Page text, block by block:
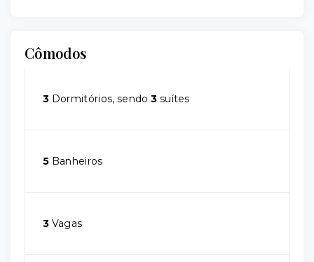
Cômodos
3 Dormitórios, sendo3 suítes
5 Banheiros
3 Vagas